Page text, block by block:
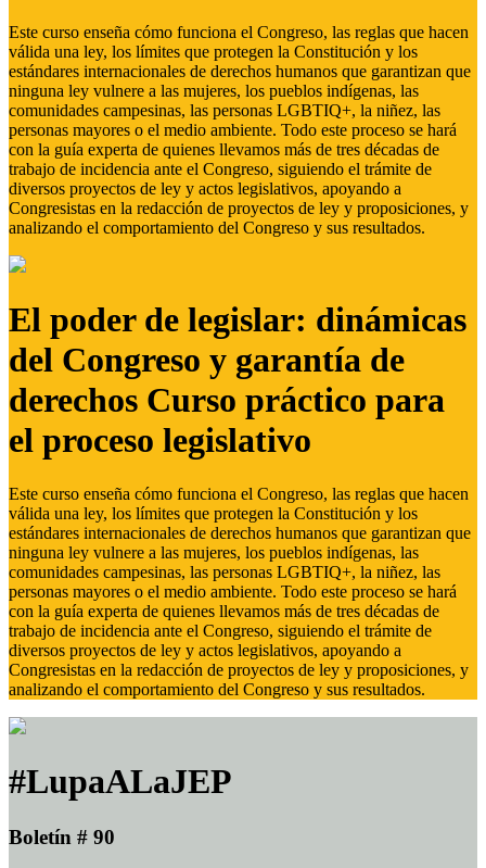
Este curso enseña cómo funciona el Congreso, las reglas que hacen
válida una ley, los límites que protegen la Constitución y los
estándares internacionales de derechos humanos que garantizan que
ninguna ley vulnere a las mujeres, los pueblos indígenas, las
comunidades campesinas, las personas LGBTIQ+, la niñez, las
personas mayores o el medio ambiente. Todo este proceso se hará
con la guía experta de quienes llevamos más de tres décadas de
trabajo de incidencia ante el Congreso, siguiendo el trámite de
diversos proyectos de ley y actos legislativos, apoyando a
Congresistas en la redacción de proyectos de ley y proposiciones, y
analizando el comportamiento del Congreso y sus resultados.
El poder de legislar: dinámicas
del Congreso y garantía de
derechos Curso práctico para
el proceso legislativo
Este curso enseña cómo funciona el Congreso, las reglas que hacen
válida una ley, los límites que protegen la Constitución y los
estándares internacionales de derechos humanos que garantizan que
ninguna ley vulnere a las mujeres, los pueblos indígenas, las
comunidades campesinas, las personas LGBTIQ+, la niñez, las
personas mayores o el medio ambiente. Todo este proceso se hará
con la guía experta de quienes llevamos más de tres décadas de
trabajo de incidencia ante el Congreso, siguiendo el trámite de
diversos proyectos de ley y actos legislativos, apoyando a
Congresistas en la redacción de proyectos de ley y proposiciones, y
analizando el comportamiento del Congreso y sus resultados.
#LupaALaJEP
Boletín # 90